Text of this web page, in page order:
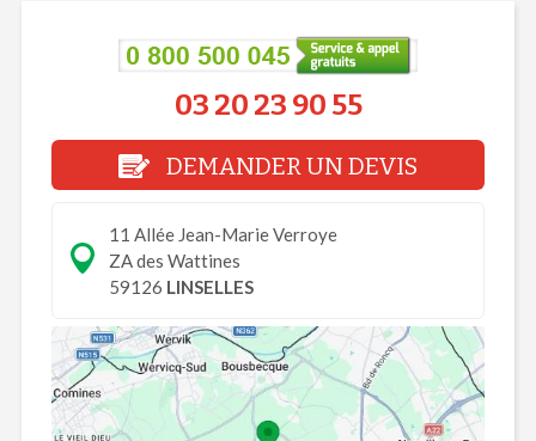
03 20 23 90 55
DEMANDER UN DEVIS
11 Allée Jean-Marie Verroye
ZA des Wattines
59126 LINSELLES